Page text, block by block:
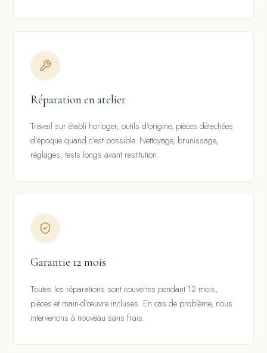
Réparation en atelier
Travail sur établi horloger, outils d'origine, pièces détachées
d'époque quand c'est possible. Nettoyage, brunissage,
réglages, tests longs avant restitution.
Garantie 12 mois
Toutes les réparations sont couvertes pendant 12 mois,
pièces et main-d'œuvre incluses. En cas de problème, nous
intervenons à nouveau sans frais.